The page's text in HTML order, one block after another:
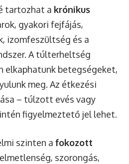
tartozhat a krónikus
gyakori fejfájás,
izomfeszültség és a
A túlterheltség
elkaphatunk betegségeket,
meg. Az étkezési
– túlzott evés vagy
figyelmeztető jel lehet.
szinten a fokozott
szorongás,